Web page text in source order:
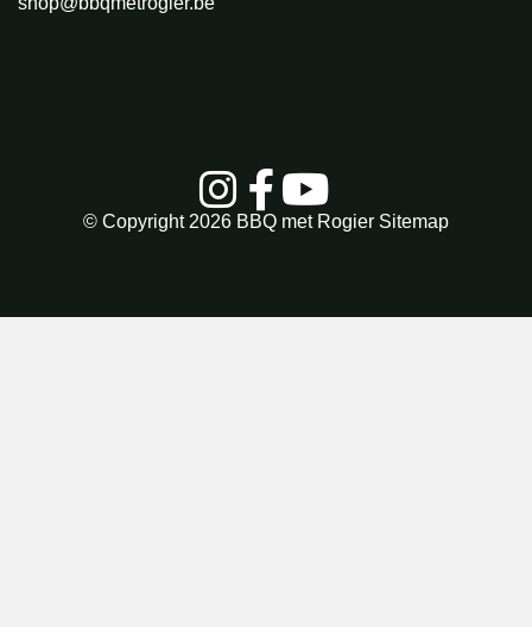
© Copyright 2026 BBQ met Rogier Sitemap